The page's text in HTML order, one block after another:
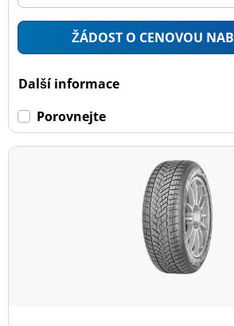
ŽÁDOST O CENOVOU
Další informace
Porovnejte